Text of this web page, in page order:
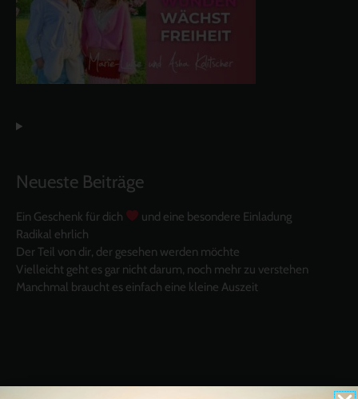
Neueste Beiträge
Ein Geschenk für dich
und eine besondere Einladung
Radikal ehrlich
Der Teil von dir, der gesehen werden möchte
Vielleicht geht es gar nicht darum, noch mehr zu verstehen
Manchmal braucht es einfach eine kleine Auszeit